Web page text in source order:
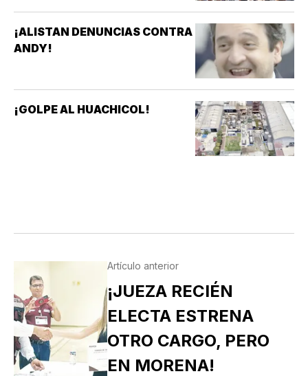
¡ALISTAN DENUNCIAS CONTRA
ANDY!
¡GOLPE AL HUACHICOL!
Artículo anterior
¡JUEZA RECIÉN
ELECTA ESTRENA
OTRO CARGO, PERO
EN MORENA!